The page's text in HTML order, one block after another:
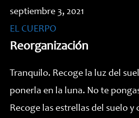
septiembre 3, 2021
EL CUERPO
Reorganización
Tranquilo. Recoge la luz del
ponerla en la luna. No te
Recoge las estrellas del suelo y